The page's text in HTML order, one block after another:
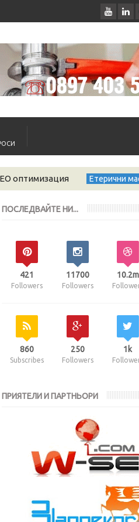
оптимизация Етерични
ПОСЛЕДВАЙТЕ НИ...
421
Followers
11700
Followers
10.2m
860
Subscribes
250
Followers
1k
ПРИЯТЕЛИ И ПАРТНЬОРИ